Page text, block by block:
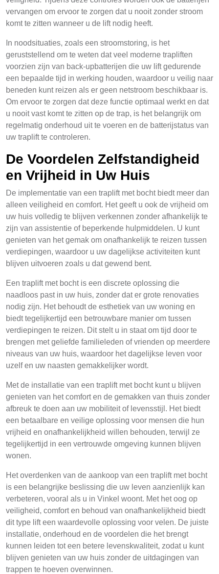
vervangen om ervoor te zorgen dat u nooit zonder stroom
komt te zitten wanneer u de lift nodig heeft.
In noodsituaties, zoals een stroomstoring, is het
geruststellend om te weten dat veel moderne trapliften
voorzien zijn van back-upbatterijen die uw lift gedurende
een bepaalde tijd in werking houden, waardoor u veilig naar
beneden kunt reizen als er geen netstroom beschikbaar is.
Om ervoor te zorgen dat deze functie optimaal werkt en dat
u nooit vast komt te zitten op de trap, is het belangrijk om
regelmatig onderhoud uit te voeren en de batterijstatus van
uw traplift te controleren.
De Voordelen Zelfstandigheid
en Vrijheid in Uw Huis
De implementatie van een traplift met bocht biedt meer dan
alleen veiligheid en comfort. Het geeft u ook de vrijheid om
uw huis volledig te blijven verkennen zonder afhankelijk te
zijn van assistentie of beperkende hulpmiddelen. U kunt
genieten van het gemak om onafhankelijk te reizen tussen
verdiepingen, waardoor u uw dagelijkse activiteiten kunt
blijven uitvoeren zoals u dat gewend bent.
Een traplift met bocht is een discrete oplossing die
naadloos past in uw huis, zonder dat er grote renovaties
nodig zijn. Het behoudt de esthetiek van uw woning en
biedt tegelijkertijd een betrouwbare manier om tussen
verdiepingen te reizen. Dit stelt u in staat om tijd door te
brengen met geliefde familieleden of vrienden op meerdere
niveaus van uw huis, waardoor het dagelijkse leven voor
uzelf en uw naasten gemakkelijker wordt.
Met de installatie van een traplift met bocht kunt u blijven
genieten van het comfort en de gemakken van thuis zonder
afbreuk te doen aan uw mobiliteit of levensstijl. Het biedt
een betaalbare en veilige oplossing voor mensen die hun
vrijheid en onafhankelijkheid willen behouden, terwijl ze
tegelijkertijd in een vertrouwde omgeving kunnen blijven
wonen.
Het overdenken van de aankoop van een traplift met bocht
is een belangrijke beslissing die uw leven aanzienlijk kan
verbeteren, vooral als u in Vinkel woont. Met het oog op
veiligheid, comfort en behoud van onafhankelijkheid biedt
dit type lift een waardevolle oplossing voor velen. De juiste
installatie, onderhoud en de voordelen die het brengt
kunnen leiden tot een betere levenskwaliteit, zodat u kunt
blijven genieten van uw huis zonder de uitdagingen van
trappen te hoeven overwinnen.